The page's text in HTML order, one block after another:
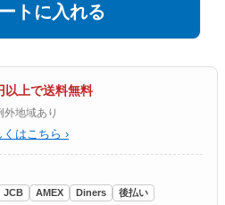
トに入れる
以上で送料無料
地域あり
はこちら ›
JCB AMEX Diners
後払い